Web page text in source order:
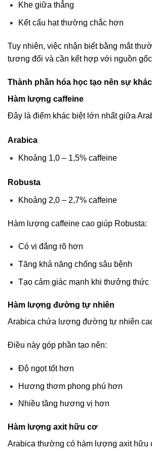
Khe giữa thẳng
Kết cấu hạt thường chắc hơn
Tuy nhiên, việc nhận biết bằng mắt
tương đối và cần kết hợp với nguồn
Thành phần hóa học tạo nên sự
Hàm lượng caffeine
Đây là điểm khác biệt lớn nhất giữa
Arabica
Khoảng 1,0 – 1,5% caffeine
Robusta
Khoảng 2,0 – 2,7% caffeine
Hàm lượng caffeine cao giúp Robusta:
Có vị đắng rõ hơn
Tăng khả năng chống sâu bệnh
Tạo cảm giác mạnh khi thưởng thức
Hàm lượng đường tự nhiên
Arabica chứa lượng đường tự nhiên
Điều này góp phần tạo nên:
Độ ngọt tốt hơn
Hương thơm phong phú hơn
Nhiều tầng hương vị hơn
Hàm lượng axit hữu cơ
Arabica thường có hàm lượng axit hữu